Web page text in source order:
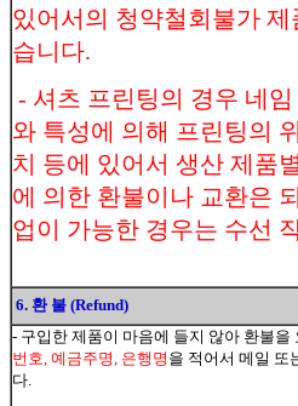
있어서의 청약철회불가
습니다.
- 셔츠 프린팅의 경우 네
와 특성에 의해 프린팅의
치 등에 있어서 생산 제품
에 의한 환불이나 교환은
업이 가능한 경우는 수선
6. 환 불 (Refund)
- 구입한 제품이 마음에 들지 않아 환불
번호, 예금주명, 은행명 을 적어서 메일 또
다.